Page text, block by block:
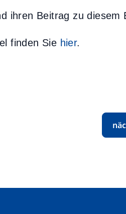
ihren Beitrag zu diesem
finden Sie hier.